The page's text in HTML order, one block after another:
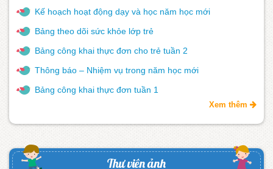
Kế hoạch hoạt động dạy và học năm học mới
Bảng theo dõi sức khỏe lớp trẻ
Bảng công khai thực đơn cho trẻ tuần 2
Thông báo – Nhiệm vụ trong năm học mới
Bảng công khai thực đơn tuần 1
Xem thêm
Thư viện ảnh